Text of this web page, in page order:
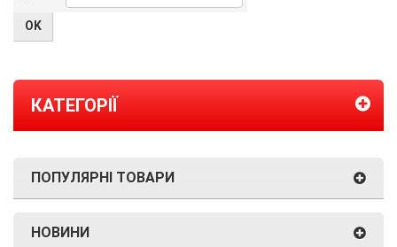
КАТЕГОРІЇ
ПОПУЛЯРНІ ТОВАРИ
НОВИНИ